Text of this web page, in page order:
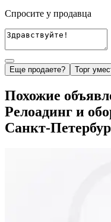
Спросите у продавца
Еще продаете? Торг
Похожие
Релоадинг и
Санкт-